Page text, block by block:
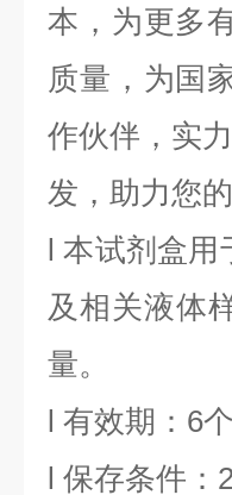
本，为更多
质量，为国
作伙伴，实
发，助力您
l本试剂盒用
及相关液体
量。
l 有效期：6
l 保存条件：